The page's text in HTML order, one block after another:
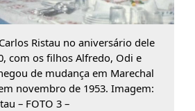
Ristau no aniversário dele
com os filhos Alfredo, Odi e
de mudança em Marechal
novembro de 1953. Imagem:
– FOTO 3 –